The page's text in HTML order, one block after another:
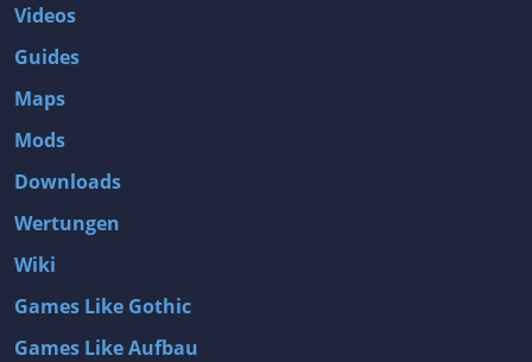
Videos
Guides
Maps
Mods
Downloads
Wertungen
Wiki
Games Like Gothic
Games Like Aufbau